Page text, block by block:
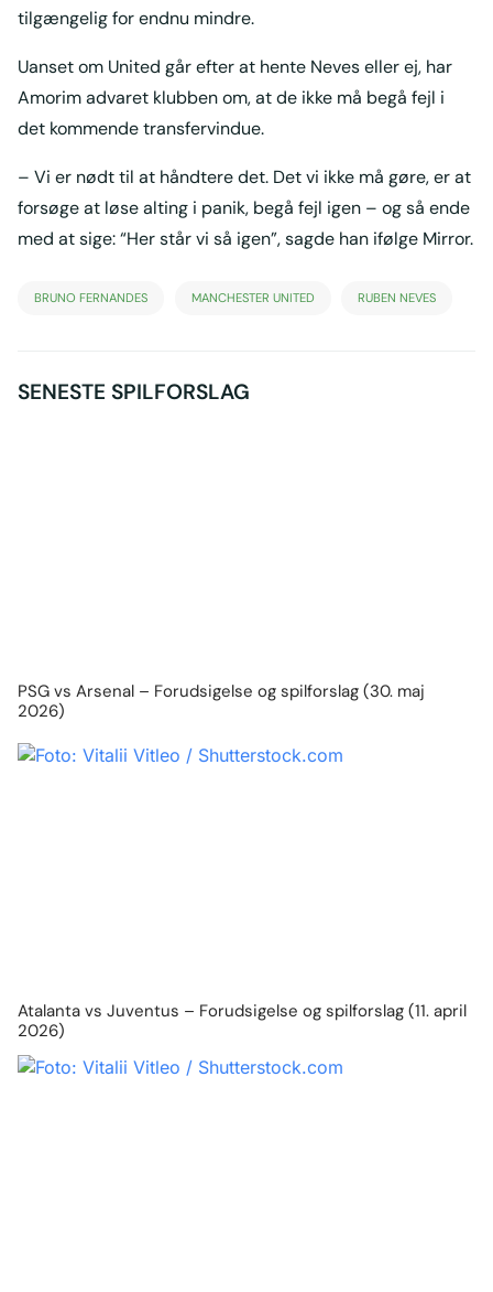
tilgængelig for endnu mindre.
Uanset om United går efter at hente Neves eller ej, har
Amorim advaret klubben om, at de ikke må begå fejl i
det kommende transfervindue.
– Vi er nødt til at håndtere det. Det vi ikke må gøre, er at
forsøge at løse alting i panik, begå fejl igen – og så ende
med at sige: “Her står vi så igen”, sagde han ifølge Mirror.
BRUNO FERNANDES MANCHESTER UNITED RUBEN NEVES
SENESTE SPILFORSLAG
PSG vs Arsenal – Forudsigelse og spilforslag (30. maj
2026)
Atalanta vs Juventus – Forudsigelse og spilforslag (11. april
2026)